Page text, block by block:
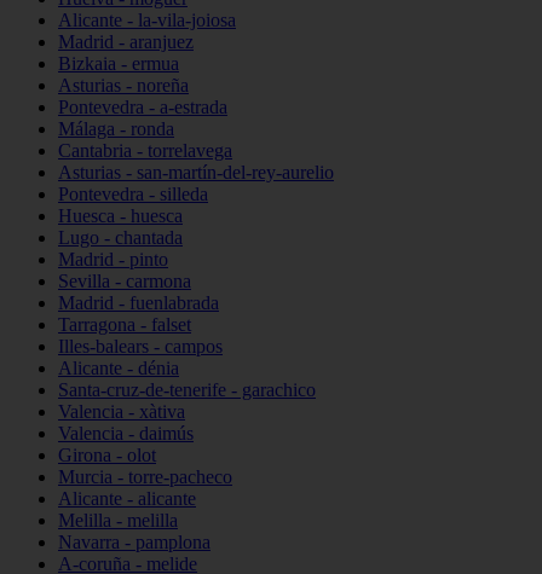
Alicante - la-vila-joiosa
Madrid - aranjuez
Bizkaia - ermua
Asturias - noreña
Pontevedra - a-estrada
Málaga - ronda
Cantabria - torrelavega
Asturias - san-martín-del-rey-aurelio
Pontevedra - silleda
Huesca - huesca
Lugo - chantada
Madrid - pinto
Sevilla - carmona
Madrid - fuenlabrada
Tarragona - falset
Illes-balears - campos
Alicante - dénia
Santa-cruz-de-tenerife - garachico
Valencia - xàtiva
Valencia - daimús
Girona - olot
Murcia - torre-pacheco
Alicante - alicante
Melilla - melilla
Navarra - pamplona
A-coruña - melide